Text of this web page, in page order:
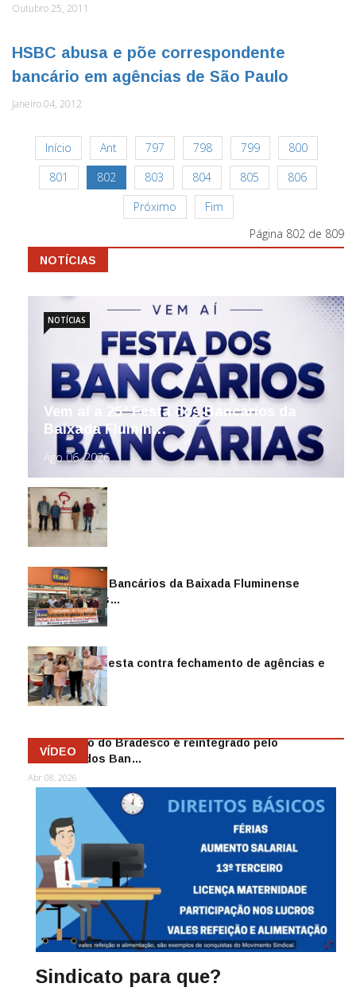
Outubro 25, 2011
HSBC abusa e põe correspondente
bancário em agências de São Paulo
Janeiro 04, 2012
Início Ant 797 798 799
800
801
802 803 804 805
806
Próximo
Fim
Página 802 de 809
NOTÍCIAS
Vem aí a 25ª Festa dos Bancários da
Baixada Flumin…
Ago 06, 2026
NOTÍCIAS
Sindicato dos Bancários da Baixada Fluminense
reintegra mais…
Jul 14, 2026
Sindicato protesta contra fechamento de agências e
as demiss…
Mai 13, 2026
Funcionário do Bradesco é reintegrado pelo
Sindicato dos Ban…
Abr 08, 2026
VÍDEO
Sindicato para que?